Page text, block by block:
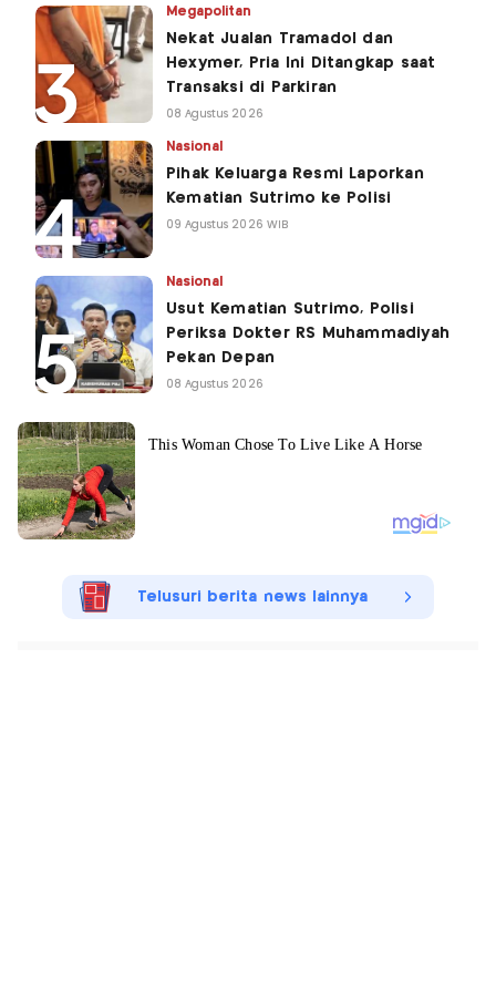
Megapolitan
Nekat Jualan Tramadol dan
Hexymer, Pria Ini Ditangkap saat
Transaksi di Parkiran
08 Agustus 2026
Nasional
Pihak Keluarga Resmi Laporkan
Kematian Sutrimo ke Polisi
09 Agustus 2026 WIB
Nasional
Usut Kematian Sutrimo, Polisi
Periksa Dokter RS Muhammadiyah
Pekan Depan
08 Agustus 2026
Telusuri berita news lainnya